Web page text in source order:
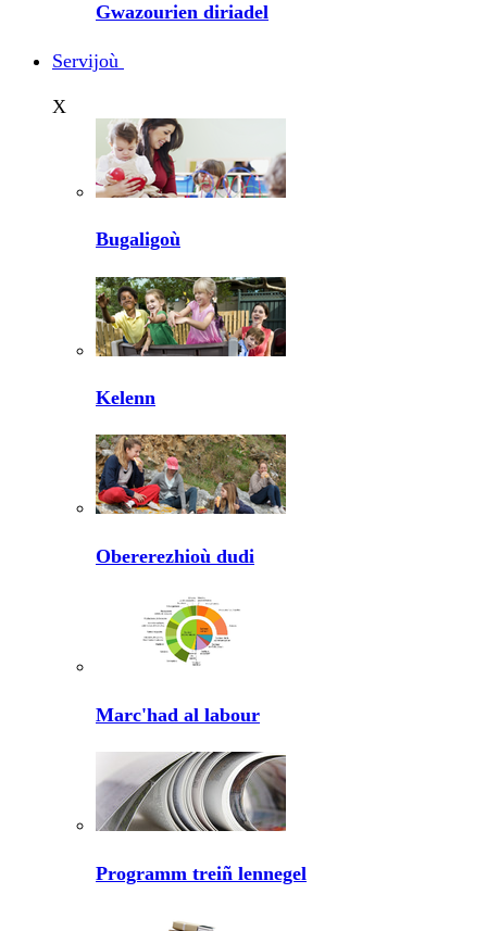
Gwazourien diriadel
Servijoù
X
Bugaligoù
Kelenn
Obererezhioù dudi
Marc'had al labour
Programm treiñ lennegel